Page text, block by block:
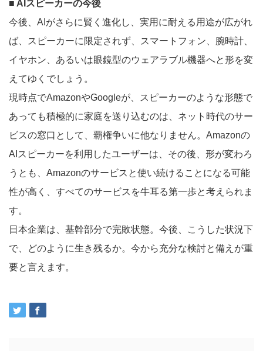
■ AIスピーカーの今後
今後、AIがさらに賢く進化し、実用に耐える用途が広がれ
ば、スピーカーに限定されず、スマートフォン、腕時計、
イヤホン、あるいは眼鏡型のウェアラブル機器へと形を変
えてゆくでしょう。
現時点でAmazonやGoogleが、スピーカーのような形態で
あっても積極的に家庭を送り込むのは、ネット時代のサー
ビスの窓口として、覇権争いに他なりません。Amazonの
AIスピーカーを利用したユーザーは、その後、形が変わろ
うとも、Amazonのサービスと使い続けることになる可能
性が高く、すべてのサービスを牛耳る第一歩と考えられま
す。
日本企業は、基幹部分で完敗状態。今後、こうした状況下
で、どのように生き残るか。今から充分な検討と備えが重
要と言えます。